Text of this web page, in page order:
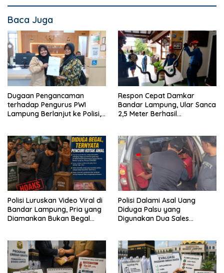
Baca Juga
Dugaan Pengancaman
terhadap Pengurus PWI
Lampung Berlanjut ke Polisi,
Respon Cepat Damkar
Bandar Lampung, Ular Sanca
2,5 Meter Berhasil
Polisi Luruskan Video Viral di
Bandar Lampung, Pria yang
Diamankan Bukan Begal
Polisi Dalami Asal Uang
Diduga Palsu yang
Digunakan Dua Sales